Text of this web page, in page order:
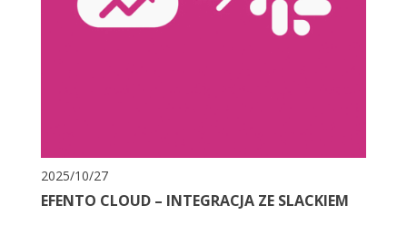
2025/10/27
EFENTO CLOUD – INTEGRACJA ZE SLACKIEM